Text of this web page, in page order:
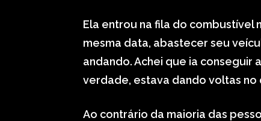
Ela entrou na fila do combustível
mesma data, abastecer seu
andando. Achei que ia conseguir
verdade, estava dando voltas no
Ao contrário da maioria das